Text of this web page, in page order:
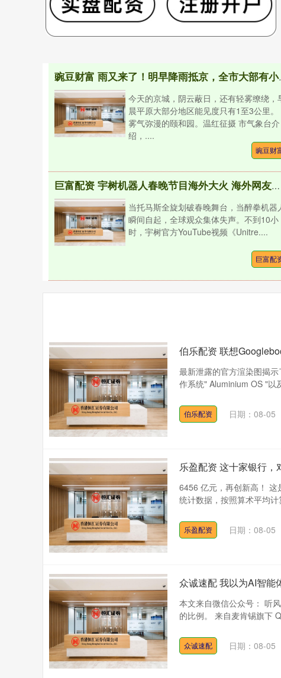
豌豆财富
今天的京城，阴云蔽日，还有轻雾缭绕，
晨平原大部分地区能见度只有1至3公里。
雾气弥漫的颐和园。温红征摄 市气象台介
绍，....
豌豆财
巨富配资 宇树机器人春晚节目海外大火 海外网友惊呼：震撼！不敢相信我的眼睛！我的下巴掉地上捡不起来了（附视频）
当托马斯全旋划破春晚舞台，当醉拳机器
瞬间自起，全球观众集体失声。不到10小
时，宇树官方YouTube视频《Unitre....
巨富配
伯乐配资 联想
最新泄露的官方渲染图揭
作系统" Aluminium OS "以
伯乐配资 日期：08-05
乐盈配资 这十家银行，
6456 亿元，再创新高！
统计数据，按照算术平均
乐盈配资 日期：08-05
众诚速配 我以为AI智能
本文来自微信公众号： 听
的比例。 来自麦肯锡旗下
众诚速配 日期：08-05